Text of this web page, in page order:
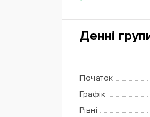
Денні
Початок
Графік
Рівні